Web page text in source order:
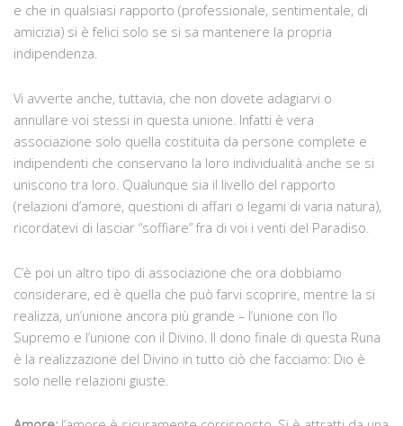
e che in qualsiasi rapporto (professionale, sentimentale, di
amicizia) si è felici solo se si sa mantenere la propria
indipendenza.
Vi avverte anche, tuttavia, che non dovete adagiarvi o
annullare voi stessi in questa unione. Infatti è vera
associazione solo quella costituita da persone complete e
indipendenti che conservano la loro individualità anche se si
uniscono tra loro. Qualunque sia il livello del rapporto
(relazioni d’amore, questioni di affari o legami di varia natura),
ricordatevi di lasciar “soffiare” fra di voi i venti del Paradiso.
C’è poi un altro tipo di associazione che ora dobbiamo
considerare, ed è quella che può farvi scoprire, mentre la si
realizza, un’unione ancora più grande – l’unione con l’Io
Supremo e l’unione con il Divino. II dono finale di questa Runa
è la realizzazione del Divino in tutto ciò che facciamo: Dio è
solo nelle relazioni giuste.